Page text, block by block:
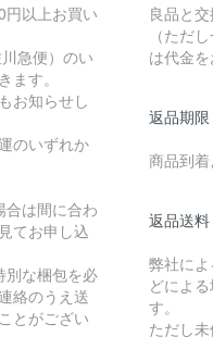
以上お買い
急便）のい
す。
お知らせし
のいずれか
合は間に合わ
てお申し込
別な梱包を必
絡のうえ送
とがござい
良品と交
（ただ
は代金
返品期限
商品到
返品送料
弊社に
どによ
す。
ただし